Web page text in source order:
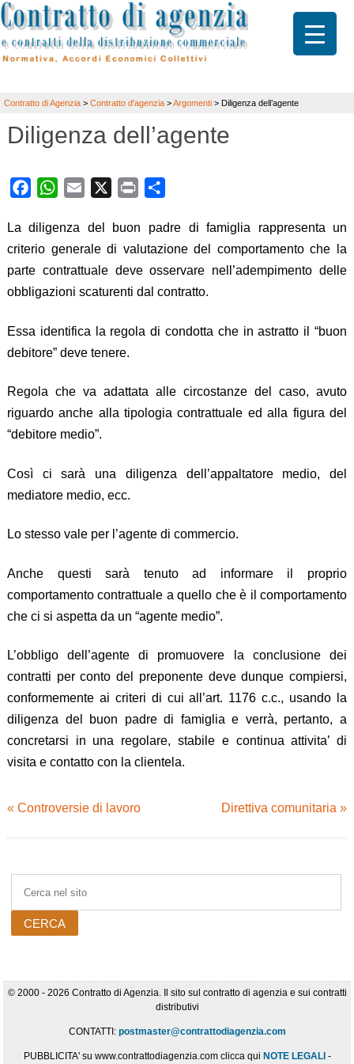
Contratto di Agenzia > Contratto d'agenzia >Argomenti > Diligenza dell’agente
Diligenza dell’agente
FacebookWhatsApp
Email Print
La diligenza del buon padre di famiglia rappresenta un
criterio generale di valutazione del comportamento che la
parte contrattuale deve osservare nell’adempimento delle
obbligazioni scaturenti dal contratto.
Essa identifica la regola di condotta che in astratto il “buon
debitore” deve tenere.
Regola che va adattata alle circostanze del caso, avuto
riguardo anche alla tipologia contrattuale ed alla figura del
“debitore medio”.
Così ci sarà una diligenza dell’appaltatore medio, del
mediatore medio, ecc.
Lo stesso vale per l’agente di commercio.
Anche questi sarà tenuto ad informare il proprio
comportamento contrattuale a quello che è il comportamento
che ci si aspetta da un “agente medio”.
L’obbligo dell’agente di promuovere la conclusione dei
contratti per conto del preponente deve dunque compiersi,
conformemente ai criteri di cui all’art. 1176 c.c., usando la
diligenza del buon padre di famiglia e verrà, pertanto, a
concretarsi in una regolare, stabile e continua attivita’ di
visita e contatto con la clientela.
« Controversie di lavoro Direttiva comunitaria »
© 2000 - 2026 Contratto di Agenzia. Il sito sul contratto di agenzia e sui contratti
distributivi
CONTATTI: postmaster@contrattodiagenzia.com
PUBBLICITA' su www.contrattodiagenzia.com clicca qui NOTE LEGALI -